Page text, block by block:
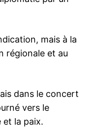
mais à la
régionale et au
dans le concert
vers le
et la paix.